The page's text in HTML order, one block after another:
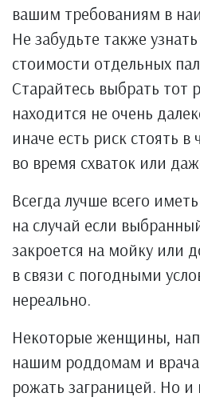
вашим требованиям в
Не забудьте также
стоимости отдельных
Старайтесь выбрать тот
находится не очень
иначе есть риск стоять в
во время схваток или
Всегда лучше всего
на случай если
закроется на мойку или
в связи с погодными
нереально.
Некоторые женщины,
нашим роддомам и
рожать заграницей. Но и